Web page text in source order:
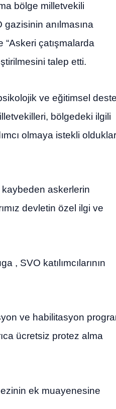
bölge milletvekili
anılmasına
“Askeri çatışmalarda
talep etti.
ve eğitimsel
bölgedeki ilgili
olmaya istekli
askerlerin
devletin özel ilgi ve
, SVO katılımcılarının
ve habilitasyon
ücretsiz protez alma
ek muayenesine